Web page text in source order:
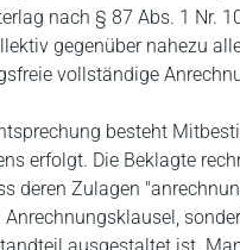
nach § 87 Abs. 1 Nr.
gegenüber nahezu
vollständige
besteht
erfolgt. Die Beklagte
deren Zulagen